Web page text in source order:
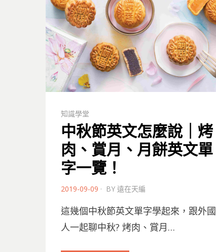
知識學堂
中秋節英文怎麼說｜烤
肉、賞月、月餅英文單
字一覽！
POSTED
2019-09-09 BY 遠在天編
這幾個中秋節英文單字學起來，跟外國
人一起聊中秋? 烤肉、賞月…